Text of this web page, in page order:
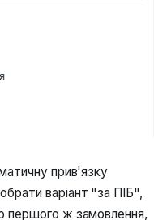
прив'язку
варіант "за ПІБ",
першого ж замовлення,